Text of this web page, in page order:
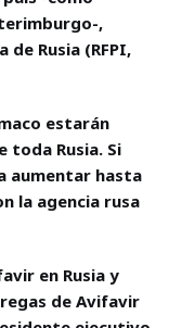
,
Rusia (RFPI,
estarán
toda Rusia. Si
aumentar hasta
la agencia rusa
en Rusia y
de Avifavir